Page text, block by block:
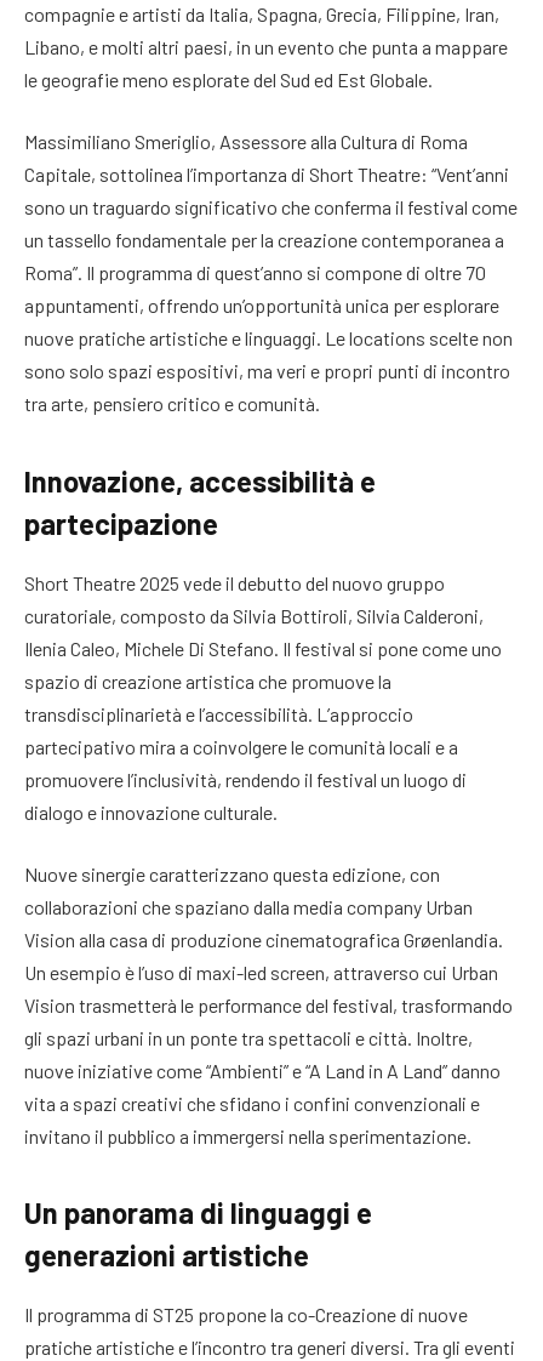
compagnie e artisti da Italia, Spagna, Grecia, Filippine, Iran,
Libano, e molti altri paesi, in un evento che punta a mappare
le geografie meno esplorate del Sud ed Est Globale.
Massimiliano Smeriglio, Assessore alla Cultura di Roma
Capitale, sottolinea l’importanza di Short Theatre: “Vent’anni
sono un traguardo significativo che conferma il festival come
un tassello fondamentale per la creazione contemporanea a
Roma”. Il programma di quest’anno si compone di oltre 70
appuntamenti, offrendo un’opportunità unica per esplorare
nuove pratiche artistiche e linguaggi. Le locations scelte non
sono solo spazi espositivi, ma veri e propri punti di incontro
tra arte, pensiero critico e comunità.
Innovazione, accessibilità e
partecipazione
Short Theatre 2025 vede il debutto del nuovo gruppo
curatoriale, composto da Silvia Bottiroli, Silvia Calderoni,
Ilenia Caleo, Michele Di Stefano. Il festival si pone come uno
spazio di creazione artistica che promuove la
transdisciplinarietà e l’accessibilità. L’approccio
partecipativo mira a coinvolgere le comunità locali e a
promuovere l’inclusività, rendendo il festival un luogo di
dialogo e innovazione culturale.
Nuove sinergie caratterizzano questa edizione, con
collaborazioni che spaziano dalla media company Urban
Vision alla casa di produzione cinematografica Grøenlandia.
Un esempio è l’uso di maxi-led screen, attraverso cui Urban
Vision trasmetterà le performance del festival, trasformando
gli spazi urbani in un ponte tra spettacoli e città. Inoltre,
nuove iniziative come “Ambienti” e “A Land in A Land” danno
vita a spazi creativi che sfidano i confini convenzionali e
invitano il pubblico a immergersi nella sperimentazione.
Un panorama di linguaggi e
generazioni artistiche
Il programma di ST25 propone la co-Creazione di nuove
pratiche artistiche e l’incontro tra generi diversi. Tra gli eventi